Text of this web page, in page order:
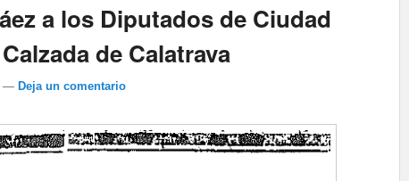
a los Diputados de Ciudad
de Calatrava
— Deja un comentario